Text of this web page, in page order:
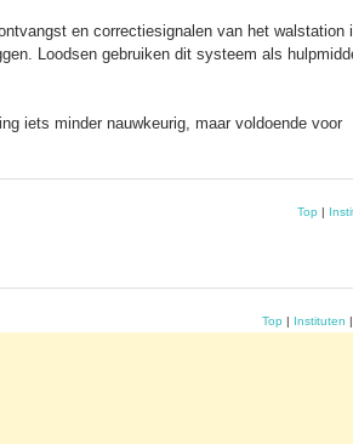
en correctiesignalen van het walstation
Loodsen gebruiken dit systeem als
iets minder nauwkeurig, maar voldoende voor
Top |
Top | Instituten |